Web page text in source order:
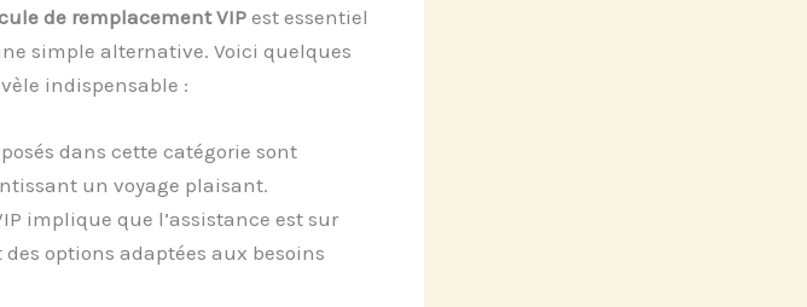
de remplacement VIPest essentiel
simple alternative. Voici quelques
indispensable :
dans cette catégorie sont
un voyage plaisant.
implique que l’assistance est sur
options adaptées aux besoins